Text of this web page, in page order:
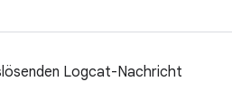
Logcat-Nachricht